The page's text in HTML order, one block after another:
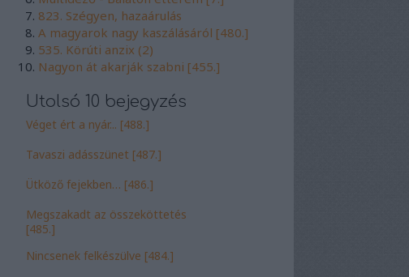
823. Szégyen, hazaárulás
A magyarok nagy kaszálásáról [480.]
535. Körúti anzix (2)
Nagyon át akarják szabni [455.]
Utolsó 10 bejegyzés
Véget ért a nyár... [488.]
Tavaszi adásszünet [487.]
Ütköző fejekben… [486.]
Megszakadt az összeköttetés
[485.]
Nincsenek felkészülve [484.]